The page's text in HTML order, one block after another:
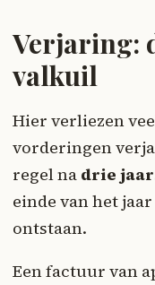
Verjaring:
valkuil
Hier verliezen
vorderingen
regel na drie jaar
einde van het
ontstaan.
Een factuur van